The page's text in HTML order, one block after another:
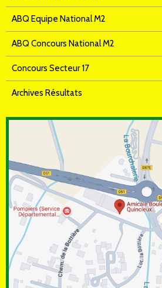
ABQ Equipe National M2
ABQ Concours National M2
Concours Secteur 17
Archives Résultats